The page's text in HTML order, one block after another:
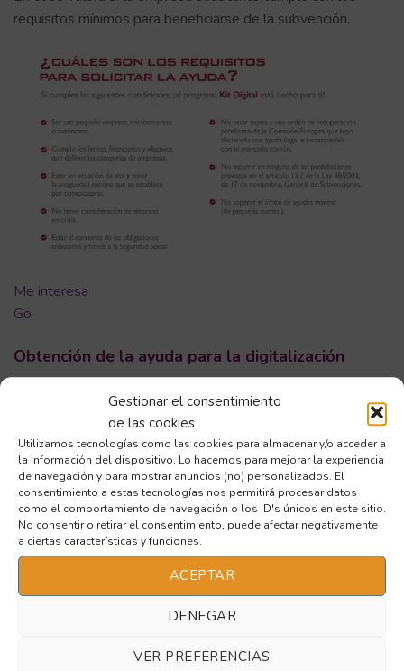
Gestionar el consentimiento
de las cookies
Utilizamos tecnologías como las cookies para almacenar y/o acceder a
la información del dispositivo. Lo hacemos para mejorar la experiencia
de navegación y para mostrar anuncios (no) personalizados. El
consentimiento a estas tecnologías nos permitirá procesar datos
como el comportamiento de navegación o los ID's únicos en este sitio.
No consentir o retirar el consentimiento, puede afectar negativamente
a ciertas características y funciones.
ACEPTAR
DENEGAR
VER PREFERENCIAS
requisitos mínimos para beneficiarse de la subvención.
Me interesa
Go
Obtención de la ayuda para la digitalización
requisitos, se procede a la asignación de un bono digital.
Este establecerá la cantidad económica destinada a las
ayudas para digitalización. Hay10 categoríaspara las que
puede utilizarse la subvención.